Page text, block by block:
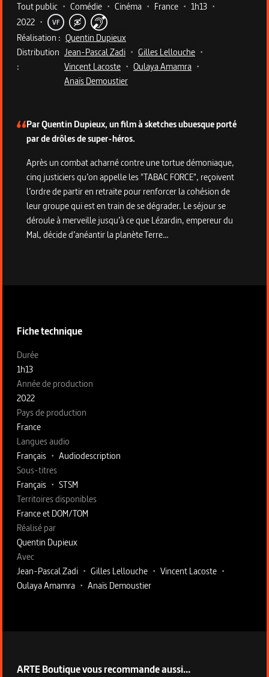
Metadata du programme
Tout public • Comédie • Cinéma • France • 1h13 •
2022 • VF
Réalisation : Quentin Dupieux
Distribution
:
Jean-Pascal Zadi • Gilles Lellouche •
Vincent Lacoste • Oulaya Amamra •
Anaïs Demoustier
Par Quentin Dupieux, un film à sketches ubuesque porté
par de drôles de super-héros.
Après un combat acharné contre une tortue démoniaque,
cinq justiciers qu’on appelle les "TABAC FORCE", reçoivent
l’ordre de partir en retraite pour renforcer la cohésion de
leur groupe qui est en train de se dégrader. Le séjour se
déroule à merveille jusqu’à ce que Lézardin, empereur du
Mal, décide d’anéantir la planète Terre…
Fiche technique
Fiche technique section gauche
Durée
1h13
Année de production
2022
Pays de production
France
Langues audio
Français • Audiodescription
Sous-titres
Français • STSM
Territoires disponibles
France et DOM/TOM
Fiche technique section droite
Réalisé par
Quentin Dupieux
Avec
Jean-Pascal Zadi • Gilles Lellouche • Vincent Lacoste •
Oulaya Amamra • Anaïs Demoustier
ARTE Boutique vous recommande aussi...